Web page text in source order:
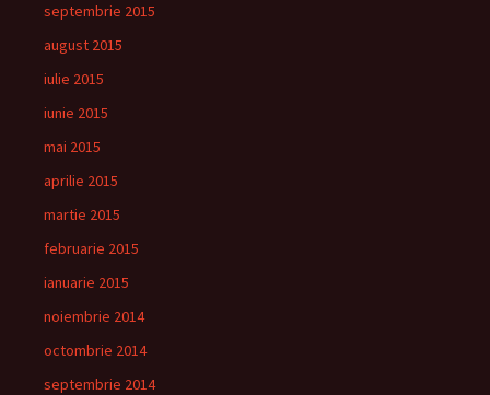
septembrie 2015
august 2015
iulie 2015
iunie 2015
mai 2015
aprilie 2015
martie 2015
februarie 2015
ianuarie 2015
noiembrie 2014
octombrie 2014
septembrie 2014